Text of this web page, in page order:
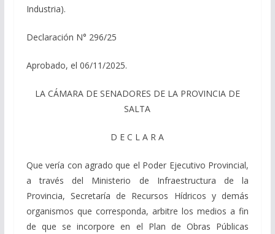
Industria).
Declaración N° 296/25
Aprobado, el 06/11/2025.
LA CÁMARA DE SENADORES DE LA PROVINCIA DE
SALTA
D E C L A R A
Que vería con agrado que el Poder Ejecutivo Provincial,
a través del Ministerio de Infraestructura de la
Provincia, Secretaría de Recursos Hídricos y demás
organismos que corresponda, arbitre los medios a fin
de que se incorpore en el Plan de Obras Públicas